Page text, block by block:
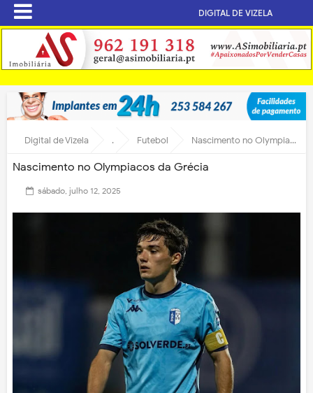
DIGITAL DE VIZELA
Digital de Vizela . Futebol Nascimento no Olympiacos da Grécia
Nascimento no Olympiacos da Grécia
sábado, julho 12, 2025